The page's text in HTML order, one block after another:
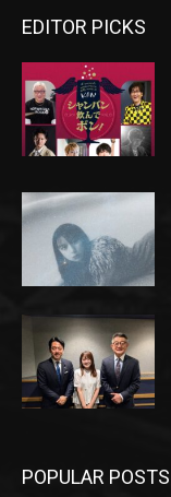
EDITOR PICKS
POPULAR POSTS